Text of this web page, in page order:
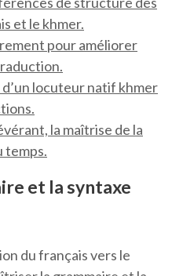
et le khmer.
pour améliorer
locuteur natif khmer
la maîtrise de la
temps.
et la syntaxe
du français vers le